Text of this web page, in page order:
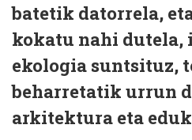
batetik datorrela,
kokatu nahi dutela,
ekologia suntsituz,
beharretatik urrun
arkitektura eta